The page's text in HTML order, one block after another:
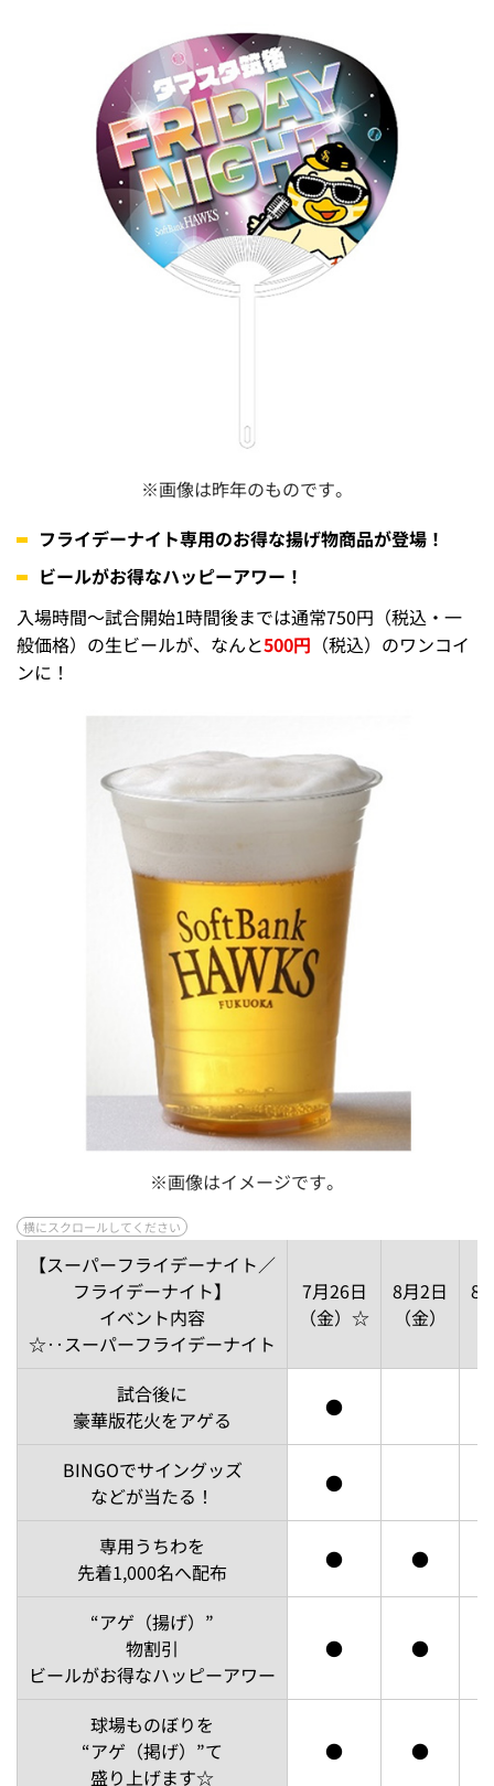
※画像は昨年のものです。
フライデーナイト専用のお得な揚げ物商品が登場！
ビールがお得なハッピーアワー！
入場時間～試合開始1時間後までは通常750円（税込・一
般価格）の生ビールが、なんと500円 （税込）のワンコイ
ンに！
※画像はイメージです。
【スーパーフライデーナイト／
フライデーナイト】
イベント内容
☆‥スーパーフライデーナイト
7月26日
（金）☆
8月2日
（金）
8
試合後に
豪華版花火をアゲる
●
BINGOでサイングッズ
などが当たる！
●
専用うちわを
先着1,000名へ配布
● ●
“アゲ（揚げ）”
物割引
ビールがお得なハッピーアワー
● ●
球場ものぼりを
“アゲ（掲げ）”て
盛り上げます☆
● ●